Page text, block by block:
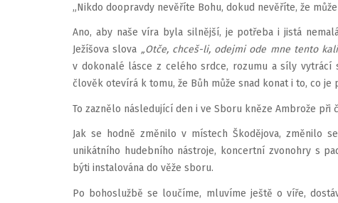
„Nikdo doopravdy nevěříte Bohu, dokud nevěříte, že
Ano, aby naše víra byla silnější, je potřeba i jistá
Ježíšova slova „Otče, chceš-li, odejmi ode mne tento
v dokonalé lásce z celého srdce, rozumu a síly vytrácí
člověk otevírá k tomu, že Bůh může snad konat i to, co je
To zaznělo následující den i ve Sboru kněze Ambrože při
Jak se hodně změnilo v místech Škodějova, změnilo
unikátního hudebního nástroje, koncertní zvonohry s
býti instalována do věže sboru.
Po bohoslužbě se loučíme, mluvíme ještě o víře,